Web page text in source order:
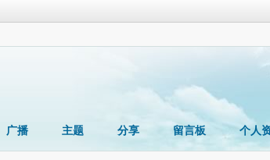
广播 主题 分享 留言板 个人